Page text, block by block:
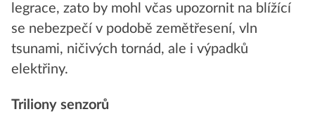
legrace, zato by mohl včas upozornit na blížící
se nebezpečí v podobě zemětřesení, vln
tsunami, ničivých tornád, ale i výpadků
elektřiny.
Triliony senzorů